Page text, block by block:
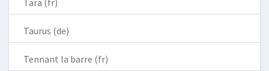
Taurus (de)
Tennant la barre (fr)